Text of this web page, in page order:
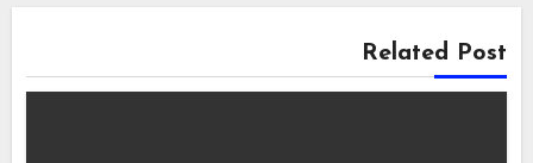
Related Post